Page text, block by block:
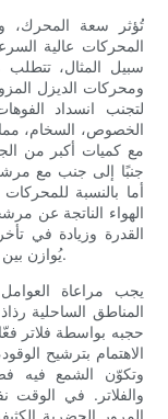
تُؤثر سعة المحرك،
المحركات عالية
سبيل المثال، تتطلب
ومحركات الديزل
لتجنب انسداد
الخصوص، السخام،
مع كميات أكبر من
جنبًا إلى جنب مع
أما بالنسبة
الهواء الناتجة عن
القدرة وزيادة في
يُوازن بين التدفق العالي والترشيح الكافي أمرًا بالغ الأهمية.
يجب مراعاة العوامل
المناطق الساحلية
حجبه بواسطة فلاتر
الاهتمام بترشيح
وتكوّن الشمع فيه
والفلاتر. في الوقت